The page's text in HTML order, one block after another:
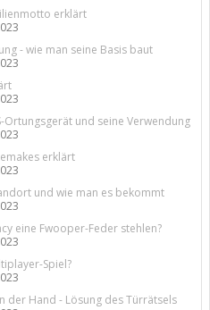
erklärt
- wie man seine Basis baut
Ortungsgerät und seine Verwendung
erklärt
und wie man es bekommt
eine Fwooper-Feder stehlen?
Spiel?
der Hand - Lösung des Türrätsels